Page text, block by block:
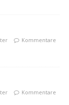
Kommentare
Kommentare